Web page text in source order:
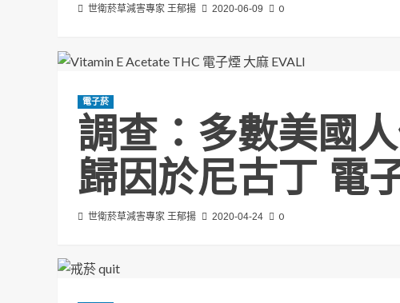
世衛菸草減害專家 王郁揚 2020-06-09 0
電子菸
調查：多數美國
歸因於尼古丁 電
世衛菸草減害專家 王郁揚 2020-04-24 0